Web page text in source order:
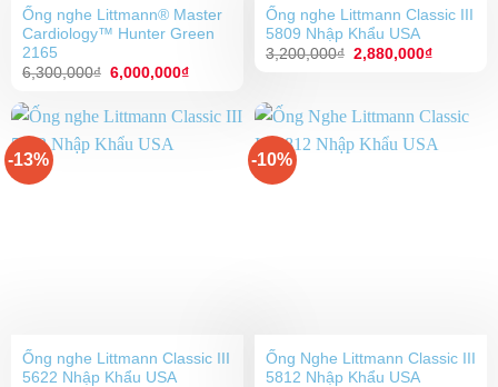
Ống nghe Littmann® Master
Cardiology™ Hunter Green
2165
6,300,000₫ Giá
6,300,000₫.
6,000,000₫Giá
là:
Ống nghe Littmann Classic III
5809 Nhập Khẩu USA
3,200,000₫ Giá
2,880,000₫Giá
-13%
Ống nghe Littmann Classic III
5622 Nhập Khẩu USA
-10%
Ống Nghe Littmann Classic III
5812 Nhập Khẩu USA